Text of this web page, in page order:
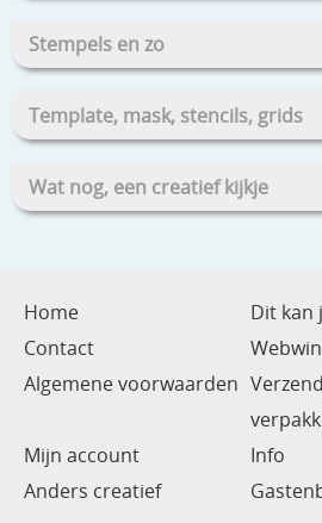
Stempels en zo
Template, mask, stencils, grids
Wat nog, een creatief kijkje
Home
Dit kan
Contact
Algemene voorwaarden
Mijn account
Info
Anders creatief